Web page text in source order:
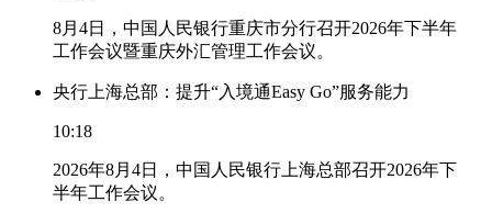
8月4日，中国人民银行重庆市分行召开2026年下半年
工作会议暨重庆外汇管理工作会议。
央行上海总部：提升“入境通Easy Go”服务能力
10:18
2026年8月4日，中国人民银行上海总部召开2026年下
半年工作会议。